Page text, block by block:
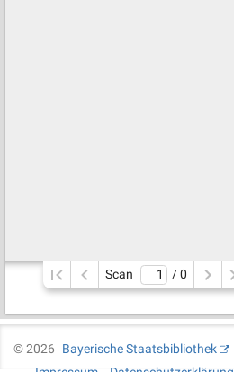
Scan / 0
©2026
Bayerische Staatsbibliothek